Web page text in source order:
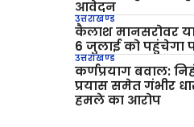
आवेदन
उत्तराखण्ड
कैलाश मानसरोवर
6 जुलाई को पहुंचेगा
उत्तराखण्ड
कर्णप्रयाग बवाल:
प्रयास समेत गंभीर
हमले का आरोप